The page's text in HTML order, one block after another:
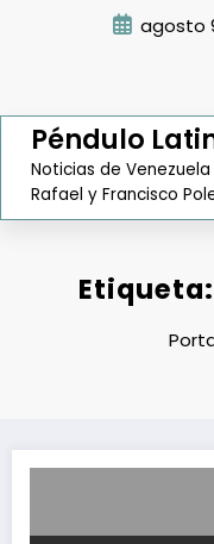
agosto
Péndulo
Noticias de
Rafael y Francisco